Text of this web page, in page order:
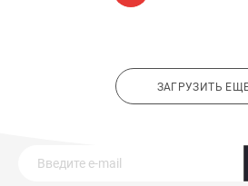
ЗАГРУЗИТЬ